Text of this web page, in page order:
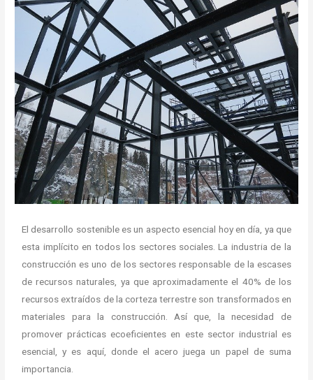
El desarrollo sostenible es un aspecto esencial hoy en día, ya que
esta implícito en todos los sectores sociales. La industria de la
construcción es uno de los sectores responsable de la escases
de recursos naturales, ya que aproximadamente el 40% de los
recursos extraídos de la corteza terrestre son transformados en
materiales para la construcción. Así que, la necesidad de
promover prácticas ecoeficientes en este sector industrial es
esencial, y es aquí, donde el acero juega un papel de suma
importancia.